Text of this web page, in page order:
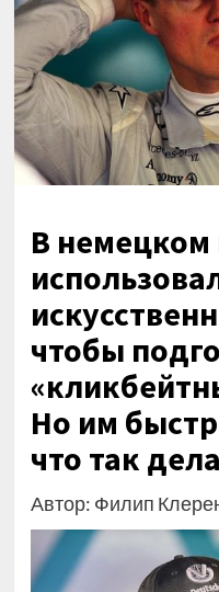
В немецком
чтобы
Но им
что так
Автор: Филип